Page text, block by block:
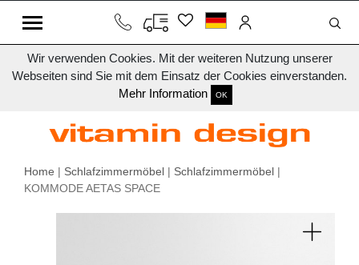
Wir verwenden Cookies. Mit der weiteren Nutzung unserer
Webseiten sind Sie mit dem Einsatz der Cookies einverstanden.
Mehr Information
OK
Home | Schlafzimmermöbel | Schlafzimmermöbel |
KOMMODE AETAS SPACE